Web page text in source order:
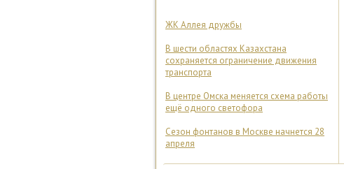
ЖК Аллея дружбы
В шести областях Казахстана
сохраняется ограничение движения
транспорта
В центре Омска меняется схема работы
ещё одного светофора
Сезон фонтанов в Москве начнется 28
апреля